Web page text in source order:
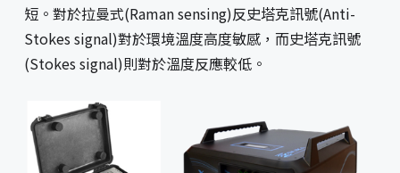
短。對於拉曼式(Raman sensing)反史塔克訊號(Anti-
Stokes signal)對於環境溫度高度敏感，而史塔克訊號
(Stokes signal)則對於溫度反應較低。